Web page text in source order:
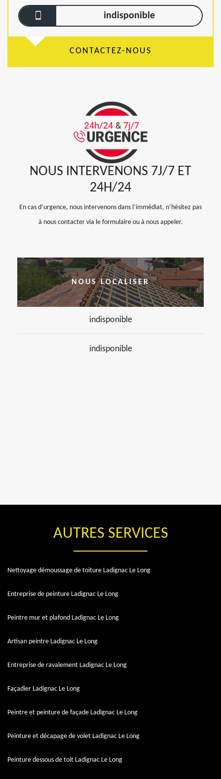
indisponible
CONTACTEZ-NOUS
NOUS INTERVENONS 7J/7 ET
24H/24
En cas d’urgence, nous intervenons dans l’immédiat, n’hésitez pas
à nous contacter via le formulaire ou à nous appeler.
NOUS LOCALISER
indisponible
indisponible
AUTRES SERVICES
Nettoyage démoussage de toiture Ladignac Le Long
Entreprise de peinture Ladignac Le Long
Peintre mur et plafond Ladignac Le Long
Artisan peintre Ladignac Le Long
Entreprise de ravalement Ladignac Le Long
Façadier Ladignac Le Long
Peintre et peinture de façade Ladignac Le Long
Peinture et décapage de volet Ladignac Le Long
Peinture dessous de toit Ladignac Le Long